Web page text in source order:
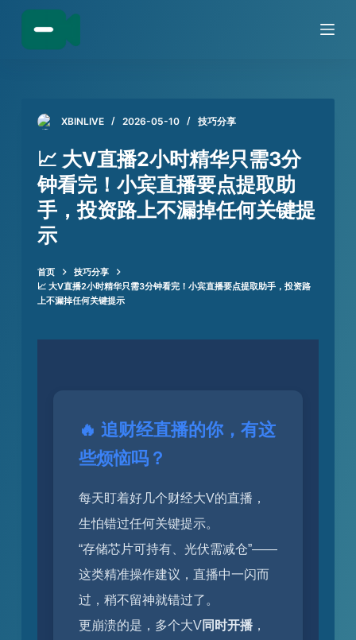
跳
XBINLIVE 2026-05-10 技巧分享
📈 大V直播2小时精华只需3分
钟看完！小宾直播要点提取助
手，投资路上不漏掉任何关键提
示
首页
技巧分享
📈 大V直播2小时精华只需3分钟看完！小宾直播要点提取助手，投资路
上不漏掉任何关键提示
🔥 追财经直播的你，有这
些烦恼吗？
每天盯着好几个财经大V的直播，
生怕错过任何关键提示。
“存储芯片可持有、光伏需减仓”——
这类精准操作建议，直播中一闪而
过，稍不留神就错过了。
更崩溃的是，多个大V同时开播，